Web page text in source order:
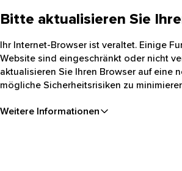
Bitte aktualisieren Sie
Ihr Internet-Browser ist veraltet. Einige
Website sind eingeschränkt oder nicht
aktualisieren Sie Ihren Browser auf eine
mögliche Sicherheitsrisiken zu
Weitere Informationen